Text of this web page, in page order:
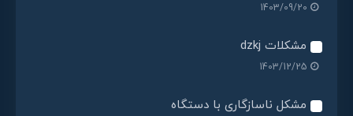
1403/09/20
مشکلات dzkj
1403/12/25
مشکل ناسازگاری با دستگاه